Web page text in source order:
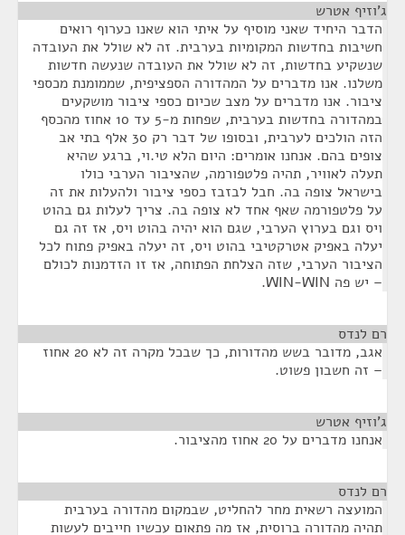
ג'וזיף אטרש
הדבר היחיד שאני מוסיף על איתי הוא שאנו כערוף רואים
חשיבות בחדשות המקומיות בערבית. זה לא שולל את העובדה
שנשקיע בחדשות, זה לא שולל את העובדה שנעשה חדשות
משלנו. אנו מדברים על המהדורה הספציפית, שממומנת מכספי
ציבור. אנו מדברים על מצב שכיום כספי ציבור מושקעים
במהדורה בחדשות בערבית, שפחות מ-5 עד 10 אחוז מהכסף
הזה הולכים לערבית, ובסופו של דבר רק 30 אלף בתי אב
צופים בהם. אנחנו אומרים: היום הלא טי.וי, ברגע שהיא
תעלה לאוויר, תהיה פלטפורמה, שהציבור הערבי כולו
בישראל צופה בה. חבל לבזבז כספי ציבור ולהעלות את זה
על פלטפורמה שאף אחד לא צופה בה. צריך לעלות גם בהוט
ויס וגם בערוץ הערבי, שגם הוא יהיה בהוט ויס, אז זה גם
יעלה באפיק אטרקטיבי בהוט ויס, זה יעלה באפיק פתוח לכל
הציבור הערבי, שזה הצלחת הפתוחה, אז זו הזדמנות לכולם
– יש פה WIN-WIN.
רם לנדס
אגב, מדובר בשש מהדורות, כך שבכל מקרה זה לא 20 אחוז
– זה חשבון פשוט.
ג'וזיף אטרש
אנחנו מדברים על 20 אחוז מהציבור.
רם לנדס
המועצה רשאית מחר להחליט, שבמקום מהדורה בערבית
תהיה מהדורה ברוסית, אז מה פתאום עכשיו חייבים לעשות